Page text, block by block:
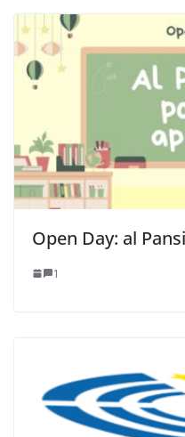
Open Day: al
1